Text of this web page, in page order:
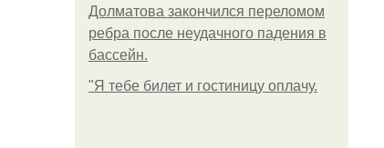
Долматова закончился переломом
ребра после неудачного падения в
бассейн.
"Я тебе билет и гостиницу оплачу.